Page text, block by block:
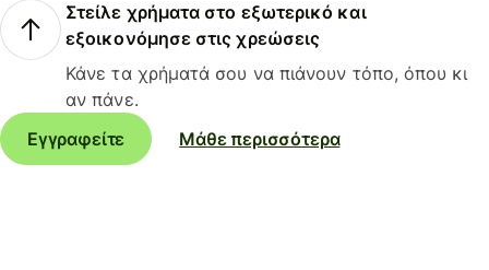
Στείλε χρήματα στο εξωτερικό και
εξοικονόμησε στις χρεώσεις
Κάνε τα χρήματά σου να πιάνουν τόπο, όπου κι
αν πάνε.
Εγγραφείτε
Μάθε περισσότερα